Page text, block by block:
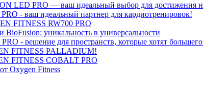
LED PRO — ваш идеальный выбор для достижения
- ваш идеальный партнер для кардиотренировок!
FITNESS RW700 PRO
уникальность в универсальности
- решение для пространств, которые хотят
FITNESS PALLADIUM!
FITNESS COBALT PRO
Oxygen Fitness